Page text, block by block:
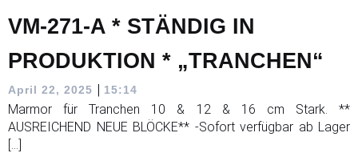
VM-271-A * STÄNDIG IN
PRODUKTION * „TRANCHEN“
April 22, 2025 | 15:14
Marmor für Tranchen 10 & 12 & 16 cm Stark. **
AUSREICHEND NEUE BLÖCKE** -Sofort verfügbar ab Lager
[…]